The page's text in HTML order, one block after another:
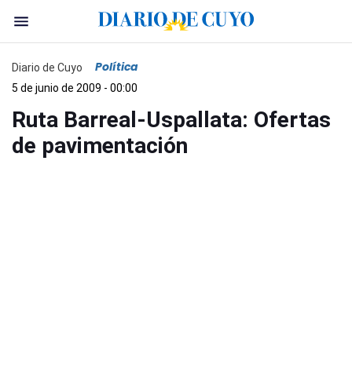
Diario de Cuyo Política
5 de junio de 2009 - 00:00
Ruta Barreal-Uspallata: Ofertas
de pavimentación